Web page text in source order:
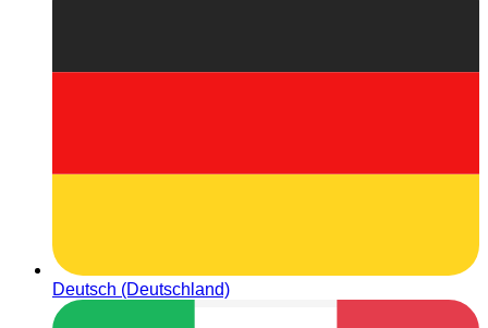
Deutsch (Deutschland)